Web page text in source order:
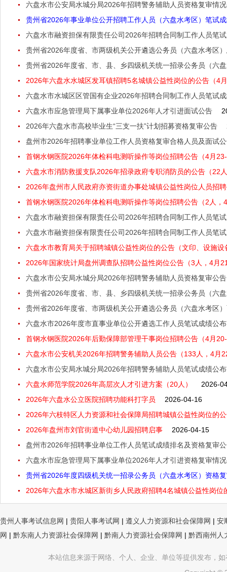
六盘水市公安局水城分局2026年招聘警务辅助人员资格复审情
贵州省2026年事业单位公开招聘工作人员（六盘水考区）笔试
六盘水市融资担保有限责任公司2026年招聘合同制工作人员笔
贵州省2026年度省、市两级机关公开遴选公务员（六盘水考区
贵州省2026年度省、市、县、乡四级机关统一招录公务员（六
2026年六盘水水城区发耳镇招聘5名城镇公益性岗位的公告（4
六盘水市水城区区管国有企业2026年招聘合同制工作人员笔试
六盘水市应急管理局下属事业单位2026年人才引进面试公告
2026年六盘水市高校毕业生“三支一扶”计划招募资格复审公告
盘州市2026年招聘事业单位工作人员资格复审合格人员及面试
首钢水钢医院2026年体检科电测听操作等岗位招聘公告（4月
六盘水市消防救援支队2026年招录政府专职消防员的公告（22
2026年盘州市人民政府亦资街道办事处城镇公益性岗位人员招
首钢水钢医院2026年体检科电测听操作等岗位招聘公告（2人，
六盘水市融资担保有限责任公司2026年招聘合同制工作人员笔
六盘水市融资担保有限责任公司2026年招聘合同制工作人员笔
六盘水市教育局关于招聘城镇公益性岗位的公告（文印、设施
2026年国家统计局盘州调查队招聘公益性岗位公告（3人，4月
六盘水市公安局水城分局2026年招聘警务辅助人员资格复审公告
贵州省2026年度省、市、县、乡四级机关统一招录公务员（六
贵州省2026年度省、市两级机关公开遴选公务员（六盘水考区
六盘水市2026年度市直事业单位公开遴选工作人员笔试成绩公
首钢水钢医院2026年后勤保障部管理干事岗位招聘公告（4月
六盘水市公安机关2026年招聘警务辅助人员公告（133人，4月
六盘水市公安局水城分局2026年招聘警务辅助人员笔试成绩公
六盘水师范学院2026年高层次人才引进方案（20人）
2026-
2026年六盘水公立医院招聘功能科打字员
2026-04-16
2026年六枝特区人力资源和社会保障局招聘城镇公益性岗位的
2026年盘州市刘官街道中心幼儿园招聘启事
2026-04-15
盘州市2026年招聘事业单位工作人员笔试成绩排名及资格复审
六盘水市应急管理局下属事业单位2026年人才引进资格复审情
贵州省2026年度四级机关统一招录公务员（六盘水考区）资格
2026年六盘水市水城区新街乡人民政府招聘4名城镇公益性岗
贵州人事考试信息网 | 贵阳人事考试网 | 遵义人力资源和社会保障网 | 安
网 | 黔东南人力资源社会保障网 | 黔南人力资源社会保障网 | 黔西南州人
本站信息来源于网络、个人、企业、单位等提供发布，